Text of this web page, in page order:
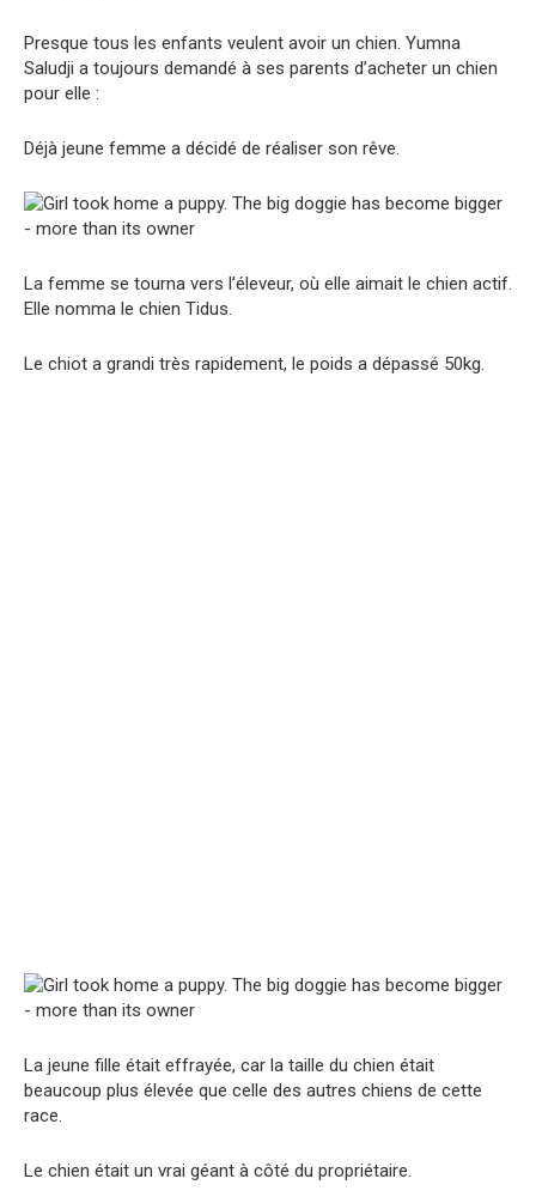
Presque tous les enfants veulent avoir un chien. Yumna
Saludji a toujours demandé à ses parents d’acheter un chien
pour elle :
Déjà jeune femme a décidé de réaliser son rêve.
La femme se tourna vers l’éleveur, où elle aimait le chien actif.
Elle nomma le chien Tidus.
Le chiot a grandi très rapidement, le poids a dépassé 50kg.
La jeune fille était effrayée, car la taille du chien était
beaucoup plus élevée que celle des autres chiens de cette
race.
Le chien était un vrai géant à côté du propriétaire.